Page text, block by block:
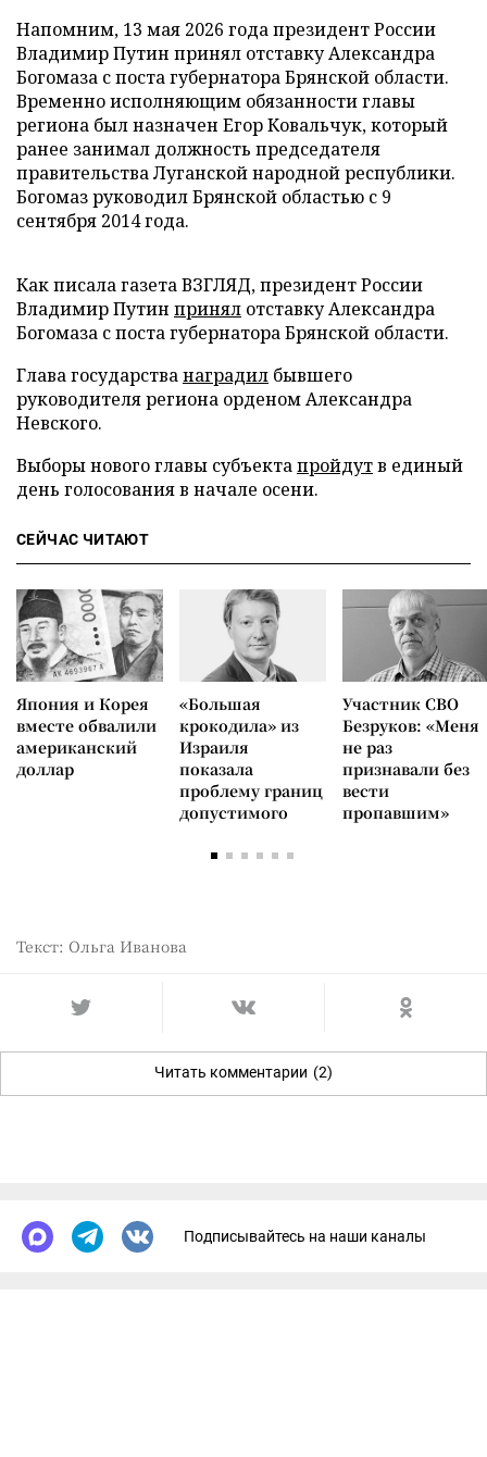
Напомним, 13 мая 2026 года президент России
Владимир Путин принял отставку Александра
Богомаза с поста губернатора Брянской области.
Временно исполняющим обязанности главы
региона был назначен Егор Ковальчук, который
ранее занимал должность председателя
правительства Луганской народной республики.
Богомаз руководил Брянской областью с 9
сентября 2014 года.
Как писала газета ВЗГЛЯД, президент России
Владимир Путин принял отставку Александра
Богомаза с поста губернатора Брянской области.
Глава государстванаградил бывшего
руководителя региона орденом Александра
Невского.
Выборы нового главы субъектапройдутв единый
день голосования в начале осени.
СЕЙЧАС ЧИТАЮТ
Япония и Корея
вместе обвалили
американский
доллар
«Большая
крокодила» из
Израиля
показала
проблему границ
допустимого
Участник СВО
Безруков: «Меня
не раз
признавали без
вести
пропавшим»
Текст: Ольга Иванова
Читать комментарии (2)
Подписывайтесь на наши каналы